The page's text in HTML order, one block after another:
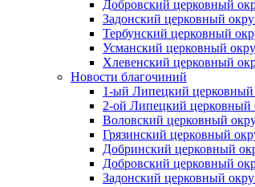
Добровский церковный
Задонский церковный
Тербунский церковный
Усманский церковный
Хлевенский церковный
Новости благочиний
1-ый Липецкий церковный
2-ой Липецкий церковный
Воловский церковный
Грязинский церковный
Добринский церковный
Добровский церковный
Задонский церковный